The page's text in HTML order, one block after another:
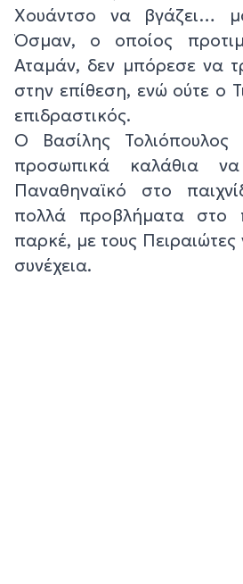
Χουάντσο να βγάζει…
Όσμαν, ο οποίος
Αταμάν, δεν μπόρεσε να
στην επίθεση, ενώ ούτε ο
επιδραστικός.
Ο Βασίλης
προσωπικά καλάθια
Παναθηναϊκό στο
πολλά προβλήματα στο
παρκέ, με τους Πειραιώτες
συνέχεια.